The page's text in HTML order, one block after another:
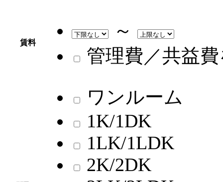
賃料
～
管理費／共益
ワンルーム
1K/1DK
1LK/1LDK
2K/2DK